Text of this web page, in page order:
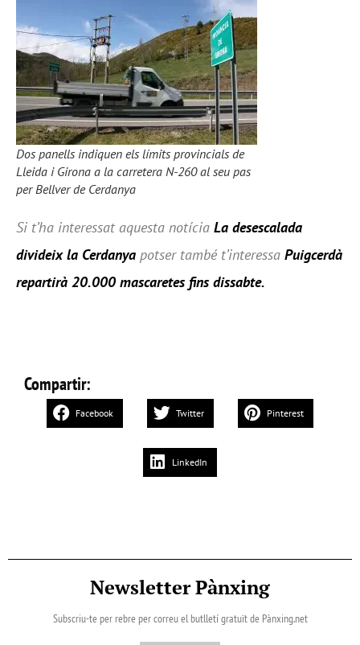
Dos panells indiquen els límits provincials de
Lleida i Girona a la carretera N-260 al seu pas
per Bellver de Cerdanya
Si t’ha interessat aquesta notícia La desescalada
divideix la Cerdanya potser també t’interessa Puigcerdà
repartirà 20.000 mascaretes fins dissabte.
Compartir:
Facebook Twitter Pinterest
LinkedIn
Newsletter Pànxing
Subscriu-te per rebre per correu el butlletí gratuït de Pànxing.net​